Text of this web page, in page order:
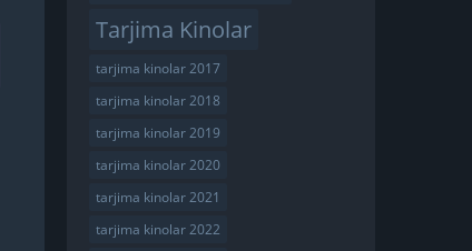
SHAKARLI BODOM 5
UZBEK TILIDA
Tarjima Kinolar
tarjima kinolar 2017
tarjima kinolar 2018
tarjima kinolar 2019
tarjima kinolar 2020
tarjima kinolar 2021
tarjima kinolar 2022